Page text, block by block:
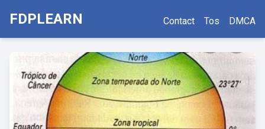
FDPLEARN Contact Tos DMCA